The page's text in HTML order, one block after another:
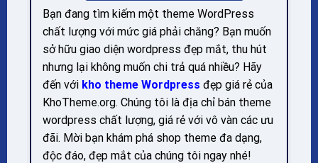
Bạn đang tìm kiếm một theme WordPress
chất lượng với mức giá phải chăng? Bạn muốn
sở hữu giao diện wordpress đẹp mắt, thu hút
nhưng lại không muốn chi trả quá nhiều? Hãy
đến với kho theme Wordpress đẹp giá rẻ của
KhoTheme.org. Chúng tôi là địa chỉ bán theme
wordpress chất lượng, giá rẻ với vô vàn các ưu
đãi. Mời bạn khám phá shop theme đa dạng,
độc đáo, đẹp mắt của chúng tôi ngay nhé!